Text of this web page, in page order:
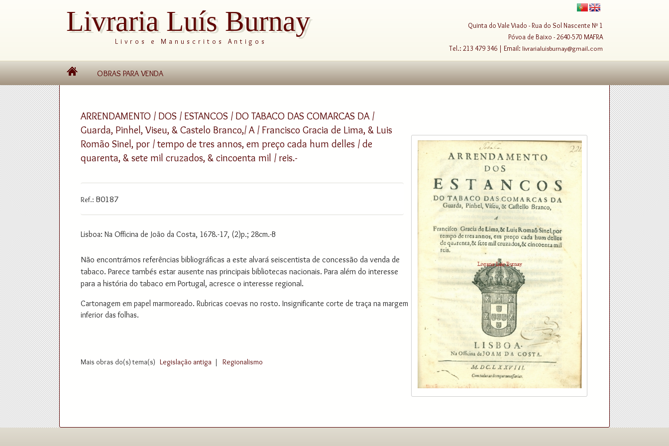
Livraria Luís Burnay
Livros e Manuscritos Antigos
Quinta do Vale Viado - Rua do Sol Nascente Nº 1
Póvoa de Baixo - 2640-570 MAFRA
Tel.: 213 479 346 | Email: livrarialuisburnay@gmail.com
OBRAS PARA VENDA
ARRENDAMENTO / DOS / ESTANCOS / DO TABACO DAS COMARCAS DA /
Guarda, Pinhel, Viseu, & Castelo Branco,/ A / Francisco Gracia de Lima, & Luis
Romão Sinel, por / tempo de tres annos, em preço cada hum delles / de
quarenta, & sete mil cruzados, & cincoenta mil / reis.-
Ref.: B0187
Lisboa: Na Officina de João da Costa, 1678.-17, (2)p.; 28cm.-B
Não encontrámos referências bibliográficas a este alvará seiscentista de concessão da venda de
tabaco. Parece tambés estar ausente nas principais bibliotecas nacionais. Para além do interesse
para a história do tabaco em Portugal, acresce o interesse regional.
Cartonagem em papel marmoreado. Rubricas coevas no rosto. Insignificante corte de traça na margem
inferior das folhas.
Mais obras do(s) tema(s) Legislação antiga | Regionalismo